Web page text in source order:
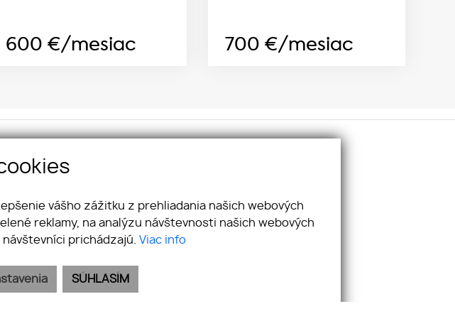
600 €/mesiac 700 €/mesiac
Instagram
LinkedIn
vášho zážitku z prehliadania našich webových
reklamy, na analýzu návštevnosti našich webových
prichádzajú. Viac info
SÚHLASÍM